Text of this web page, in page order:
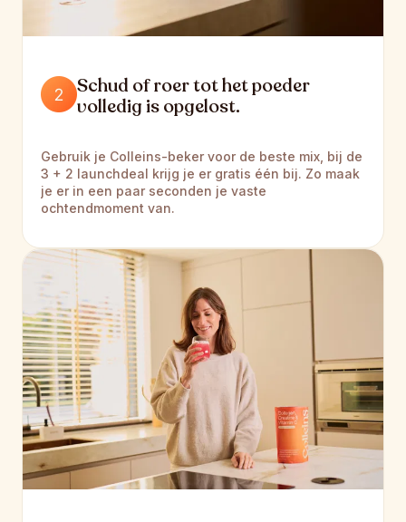
Schud of roer tot het poeder
volledig is opgelost.
Gebruik je Colleins-beker voor de beste mix, bij de
3 + 2 launchdeal krijg je er gratis één bij. Zo maak
je er in een paar seconden je vaste
ochtendmoment van.